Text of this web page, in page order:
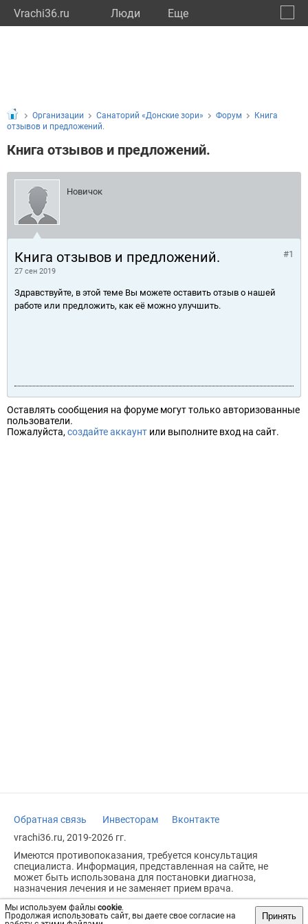
Vrachi36.ru Люди Eще
Мы используем файлы cookie.
Продолжая использовать сайт, вы даете свое согласие на
Принять
Организации Санаторий «Донские зори» Форум
Книга
отзывов и предложений.
Книга отзывов и предложений.
Новичок
Книга отзывов и предложений.
27 сен 2019
#1
Здравствуйте, в этой теме Вы можете оставить отзыв о нашей
работе или предложить, как её можно улучшить.
Оставлять сообщения на форуме могут только авторизованные
пользователи.
Пожалуйста, создайте аккаунт или выполните вход на сайт.
Обратная связь Инвесторам
Вконтакте
vrachi36.ru, 2019-2026 гг.
Имеются противопоказания, требуется консультация
специалиста. Информация, представленная на сайте, не
может быть использована для постановки диагноза,
назначения лечения и не заменяет прием врача.
Возрастное ограничение: 18+